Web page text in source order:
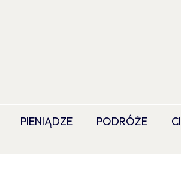
PIENIĄDZE PODRÓŻE